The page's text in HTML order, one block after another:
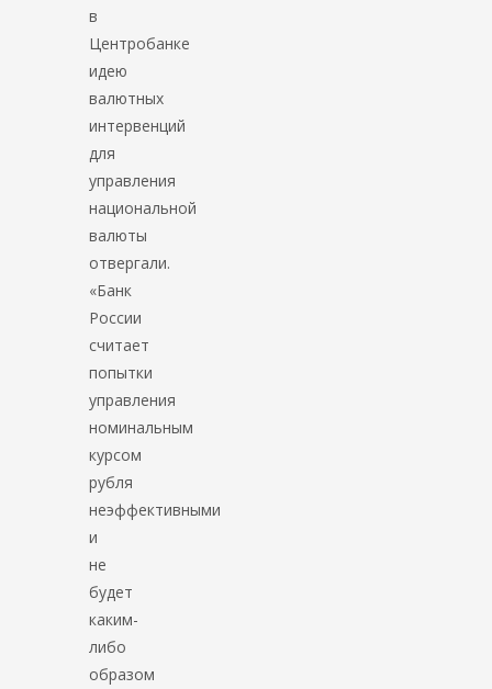
в
Центробанке
идею
валютных
интервенций
для
управления
национальной
валюты
отвергали.
«Банк
России
считает
попытки
управления
номинальным
курсом
рубля
неэффективными
и
не
будет
каким-
либо
образом